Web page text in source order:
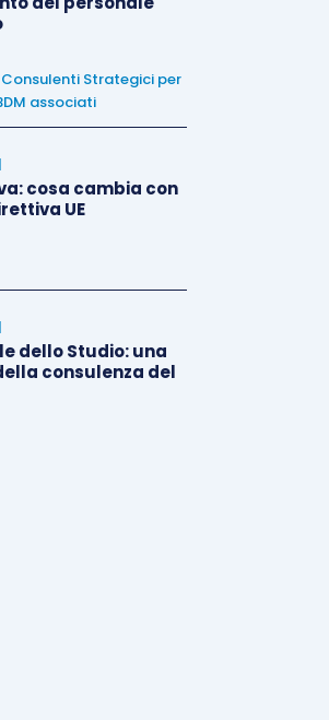
Consulenti Strategici per
associati
cosa cambia con
UE
dello Studio: una
consulenza del